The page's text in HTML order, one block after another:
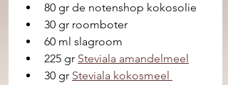
80 gr de notenshop kokosolie
30 gr roomboter
60 ml slagroom
225 gr Steviala amandelmeel
30 gr Steviala kokosmeel